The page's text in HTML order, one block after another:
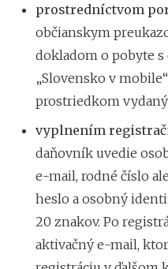
prostredníctvom
občianskym
dokladom o pobyte
„Slovensko v
prostriedkom
vyplnením
daňovník uvedie
e-mail, rodné číslo
heslo a osobný
20 znakov. Po
aktivačný e-mail,